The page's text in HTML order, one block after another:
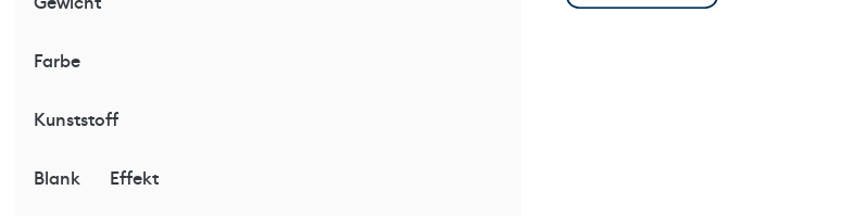
Farbe
Kunststoff
Blank Effekt